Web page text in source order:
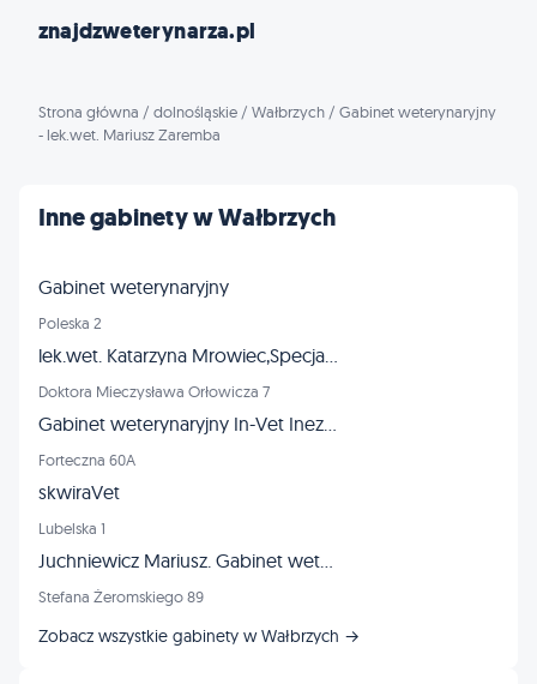
znajdzweterynarza.pl
Strona główna / dolnośląskie / Wałbrzych / Gabinet weterynaryjny
- lek.wet. Mariusz Zaremba
Inne gabinety w Wałbrzych
Gabinet weterynaryjny
Poleska 2
lek.wet. Katarzyna Mrowiec,Specjalista Chorób Psów i Kotów,Specjalista Chirurgii Weterynaryjnej
Doktora Mieczysława Orłowicza 7
Gabinet weterynaryjny In-Vet Inez Figiel
Forteczna 60A
skwiraVet
Lubelska 1
Juchniewicz Mariusz. Gabinet weterynaryjny
Stefana Żeromskiego 89
Zobacz wszystkie gabinety w Wałbrzych →